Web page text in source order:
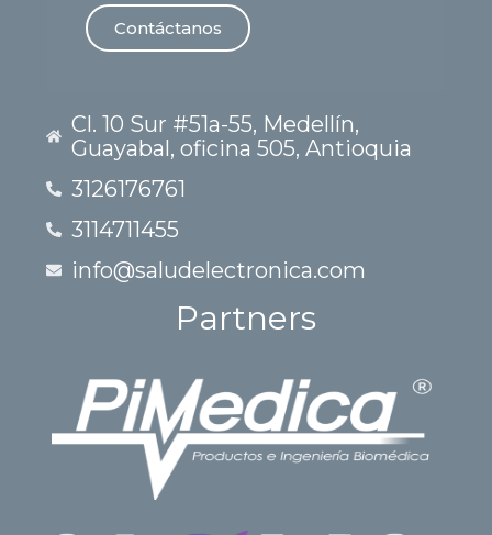
Contáctanos
Cl. 10 Sur #51a-55, Medellín,
Guayabal, oficina 505, Antioquia
3126176761
3114711455
info@saludelectronica.com
Partners